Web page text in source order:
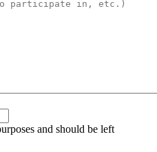
and should be left